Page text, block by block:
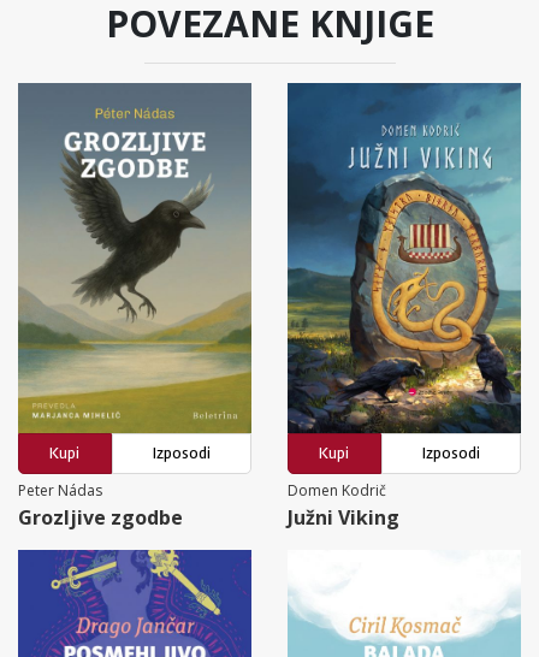
POVEZANE KNJIGE
Kupi
Izposodi
Peter Nádas
Grozljive zgodbe
Kupi
Izposodi
Domen Kodrič
Južni Viking